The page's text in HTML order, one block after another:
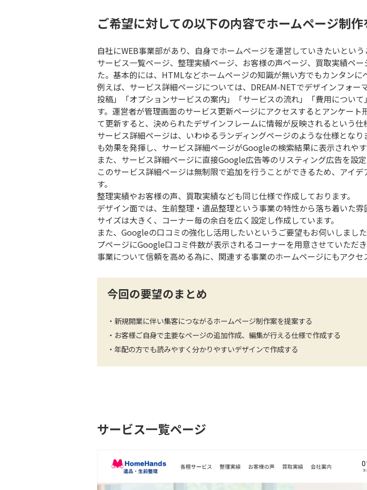
ご希望に対しての以下の内容でホームページ制作
自社にWEB事業部があり、自身でホームページを運営していきたいとい
サービス一覧ページ、整理実績ページ、お客様の声ページ、買取実績ペ
た。基本的には、HTMLなどホームページの知識が無い方でもカンタンに
例えば、サービス詳細ページについては、DREAM-NETでデザインフォ
投稿」「オプションサービスの案内」「サービスの流れ」「費用につい
す。運営者が管理画面のサービス更新ページにアクセスするとアンケー
て更新すると、決められたデザインフレームに情報が反映されるという仕
サービス詳細ページは、いわゆるランディングページのような仕様とな
も効果を発揮し、サービス詳細ページがGoogleの検索結果に表示されやす
また、サービス詳細ページに直接Google広告等のリスティング広告を設
このサービス詳細ページは無制限で追加を行うことができるため、アイ
す。
整理実績やお客様の声、買取実績なども同じ仕様で作成しております。
デザイン面では、生前整理・遺品整理という事業の特性から落ち着いた
サイズは大きく、コーナー毎の余白を広く設定し作成しています。
また、Googleの口コミの強化し活用したいというご要望もお伺いしまし
プページにGoogle口コミ件数が表示されるコーナーを用意させていただき
事業について信頼を高める為に、関連する事業のホームページにもアクセ
今回の要望のまとめ
・新規開業に伴い集客につながるホームページ制作案を提案する
・お客様ご自身で主要なページの追加作成、編集が行える仕様で作成する
・年配の方でも読みやすく分かりやすいデザインで作成する
サービス一覧ページ